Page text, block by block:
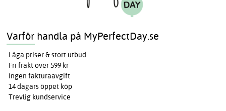
Varför handla på MyPerfectDay.se
Låga priser & stort utbud
Fri frakt över 599 kr
Ingen fakturaavgift
14 dagars öppet köp
Trevlig kundservice